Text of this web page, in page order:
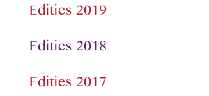
Edities 2019
Edities 2018
Edities 2017